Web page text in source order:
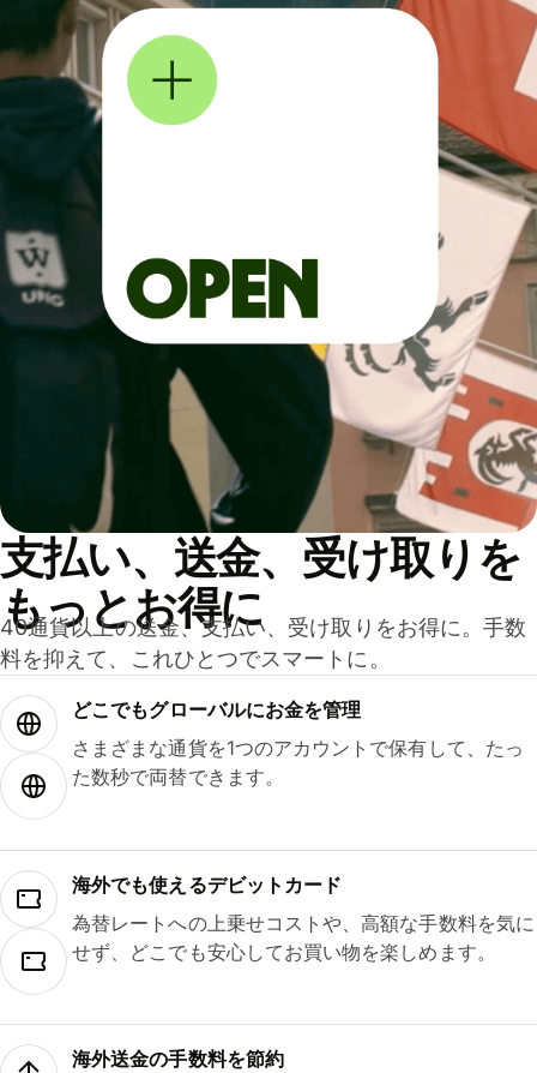
支払い、送金、受け取りを
もっとお得に
40通貨以上の送金、支払い、受け取りをお得に。手数
料を抑えて、これひとつでスマートに。
どこでもグ⁠ロ⁠ー⁠バ⁠ルにお金を管理
さまざまな通貨を1つのアカウントで保有して、たっ
た数秒で両替できます。
海外でも使えるデビットカード
為替レートへの上乗せコストや、高額な手数料を気に
せず、どこでも安心してお買い物を楽しめます。
海外送金の手数料を節約